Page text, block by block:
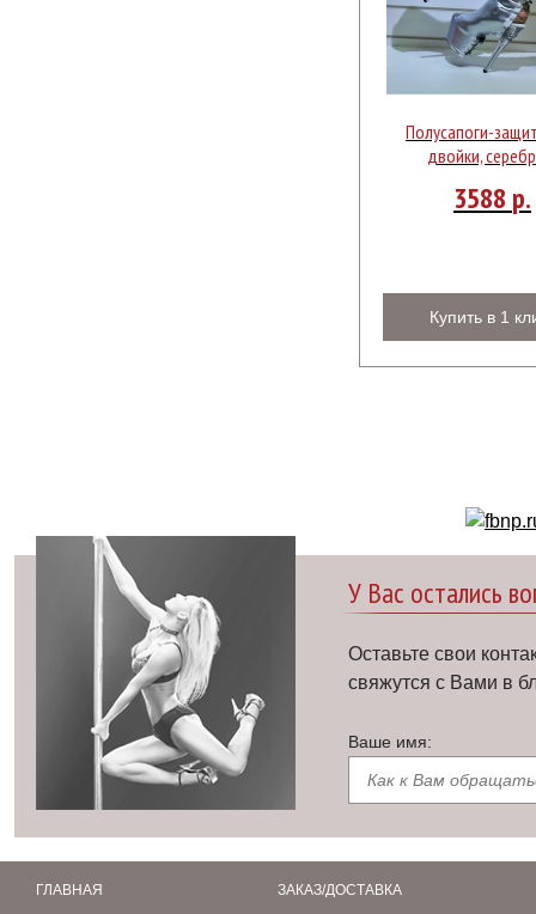
Полусапоги-
двойки,
3588 р.
Купить в 1
У Вас остались
Оставьте свои
свяжутся с Вами в
Ваше имя:
ГЛАВНАЯ ЗАКАЗ/ДОСТАВКА